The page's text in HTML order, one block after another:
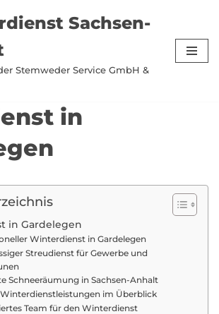
Sachsen-
Stemweder Service GmbH &
in
in Gardelegen
Winterdienst in Gardelegen
Streudienst für Gewerbe und
Schneeräumung in Sachsen-Anhalt
im Überblick
Team für den Winterdienst